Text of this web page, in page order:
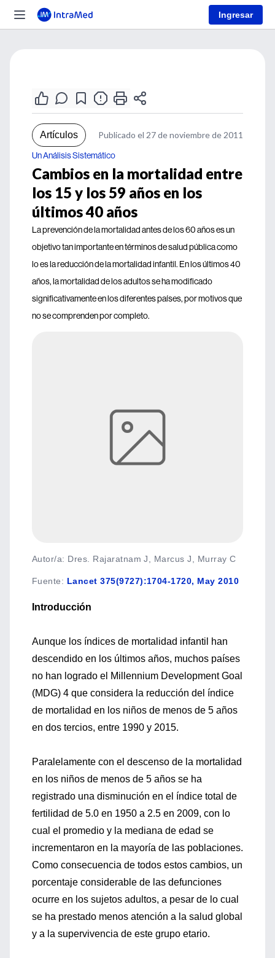
Ingresar
Artículos Publicado el 27 de noviembre de 2011
Un Análisis Sistemático
Cambios en la mortalidad entre
los 15 y los 59 años en los
últimos 40 años
La prevención de la mortalidad antes de los 60 años es un
objetivo tan importante en términos de salud pública como
lo es la reducción de la mortalidad infantil. En los últimos 40
años, la mortalidad de los adultos se ha modificado
significativamente en los diferentes países, por motivos que
no se comprenden por completo.
Autor/a: Dres. Rajaratnam J, Marcus J, Murray C
Fuente: Lancet 375(9727):1704-1720, May 2010
Introducción
Aunque los índices de mortalidad infantil han
descendido en los últimos años, muchos países
no han logrado el Millennium Development Goal
(MDG) 4 que considera la reducción del índice
de mortalidad en los niños de menos de 5 años
en dos tercios, entre 1990 y 2015.
Paralelamente con el descenso de la mortalidad
en los niños de menos de 5 años se ha
registrado una disminución en el índice total de
fertilidad de 5.0 en 1950 a 2.5 en 2009, con lo
cual el promedio y la mediana de edad se
incrementaron en la mayoría de las poblaciones.
Como consecuencia de todos estos cambios, un
porcentaje considerable de las defunciones
ocurre en los sujetos adultos, a pesar de lo cual
se ha prestado menos atención a la salud global
y a la supervivencia de este grupo etario.